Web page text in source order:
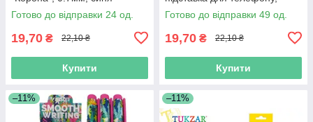
Готово до відправки 24 од.
19,70 ₴ 22,10 ₴
Купити
колір чорнил синій
Готово до відправки 49 од.
19,70 ₴ 22,10 ₴
Купити
–11% –11%